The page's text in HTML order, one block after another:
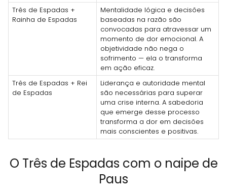
Três de Espadas +
Rainha de Espadas
Mentalidade lógica e decisões
baseadas na razão são
convocadas para atravessar um
momento de dor emocional. A
objetividade não nega o
sofrimento — ela o transforma
em ação eficaz.
Três de Espadas + Rei
de Espadas
Liderança e autoridade mental
são necessárias para superar
uma crise interna. A sabedoria
que emerge desse processo
transforma a dor em decisões
mais conscientes e positivas.
O Três de Espadas com o naipe de
Paus